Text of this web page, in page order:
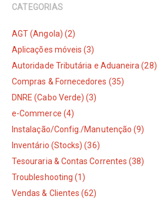
CATEGORIAS
AGT (Angola) (2)
Aplicações móveis (3)
Autoridade Tributária e Aduaneira (28)
Compras & Fornecedores (35)
DNRE (Cabo Verde) (3)
e-Commerce (4)
Instalação/Config./Manutenção (9)
Inventário (Stocks) (36)
Tesouraria & Contas Correntes (38)
Troubleshooting (1)
Vendas & Clientes (62)